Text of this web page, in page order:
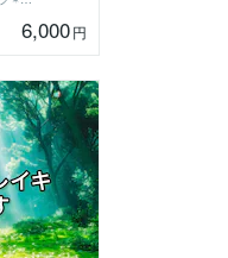
6,000円